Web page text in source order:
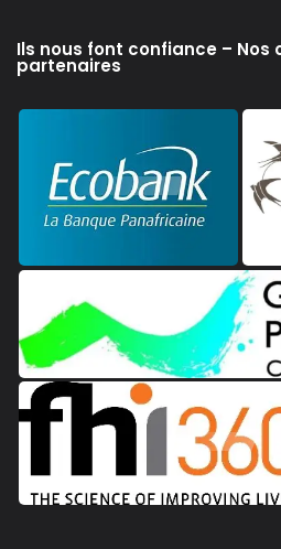
Ils nous font confiance – Nos
partenaires